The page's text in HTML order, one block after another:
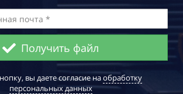
Получить файл
вы даете согласие наобработку
персональных данных